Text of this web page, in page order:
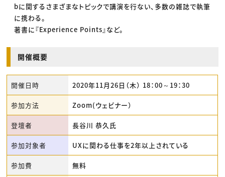
bに関するさまざまなトピックで講演を行ない、多数の雑誌で執筆
に携わる。
著書に『Experience Points』など。
開催概要
開催日時 2020年11月26日（木） 18：00～19：30
参加方法 Zoom(ウェビナー）
登壇者 長谷川 恭久氏
参加対象者 UXに関わる仕事を2年以上されている
参加費 無料